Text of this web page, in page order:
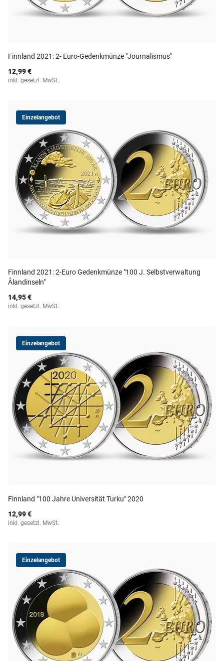
Finnland 2021: 2- Euro-Gedenkmünze "Journalismus"
12,99 €
inkl. gesetzl. MwSt.
Einzelangebot
Finnland 2021: 2-Euro Gedenkmünze "100 J. Selbstverwaltung
Ålandinseln"
14,95 €
inkl. gesetzl. MwSt.
Einzelangebot
Finnland "100 Jahre Universität Turku" 2020
12,99 €
inkl. gesetzl. MwSt.
Einzelangebot